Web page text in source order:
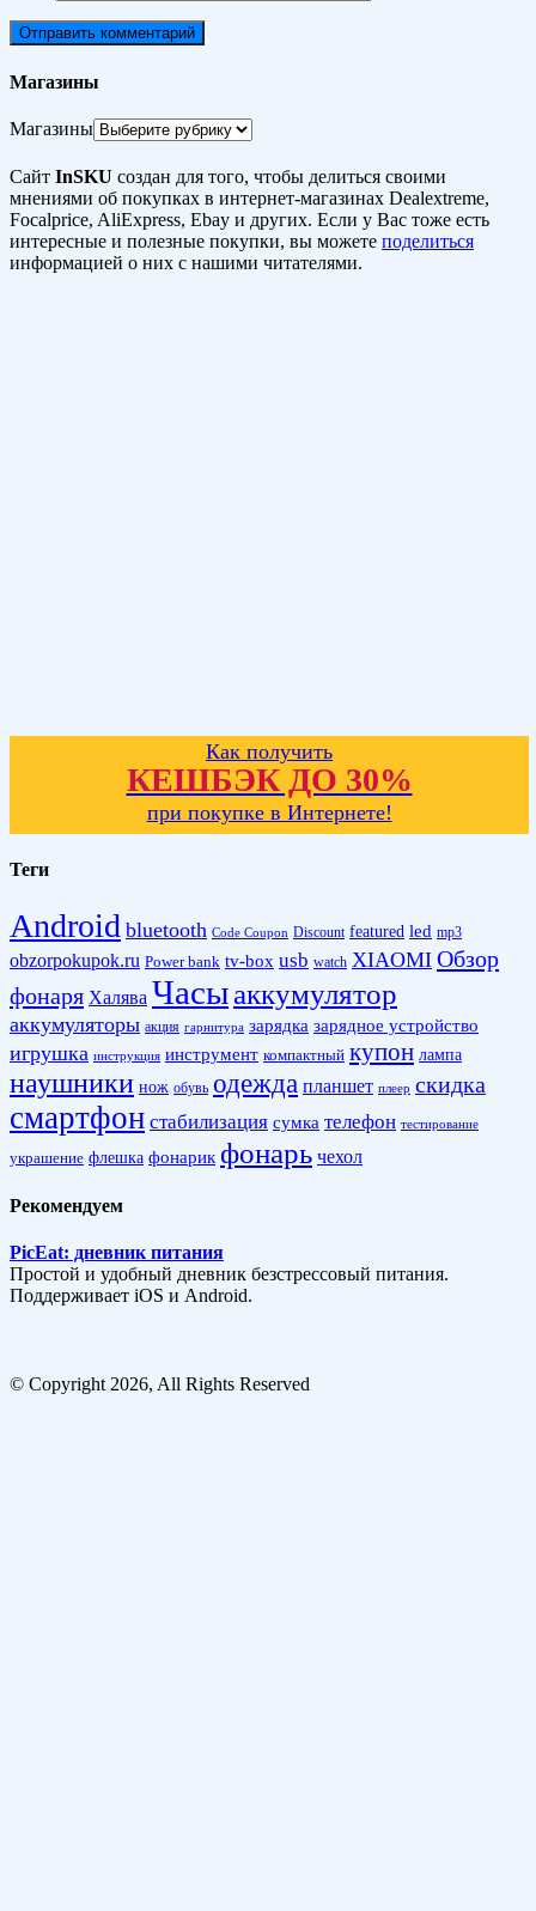
Магазины
Магазины
Сайт InSKU создан для того, чтобы делиться своими
мнениями об покупках в интернет-магазинах Dealextreme,
Focalprice, AliExpress, Ebay и других. Если у Вас тоже есть
интересные и полезные покупки, вы можете поделиться
информацией о них с нашими читателями.
Как получить
КЕШБЭК ДО 30%
при покупке в Интернете!
Теги
Android bluetooth Code Coupon Discount featured led mp3
obzorpokupok.ru Power bank tv-box usb watch XIAOMI Обзор
фонаря Халява Часыаккумулятор
аккумуляторы акция гарнитура зарядка зарядное устройство
игрушка инструкция инструмент компактный купон лампа
наушники нож обувь одежда планшет плеер скидка
смартфон стабилизация сумка телефон тестирование
украшение флешка фонарик фонарь чехол
Рекомендуем
PicEat: дневник питания
Простой и удобный дневник безстрессовый питания.
Поддерживает iOS и Android.
© Copyright 2026, All Rights Reserved